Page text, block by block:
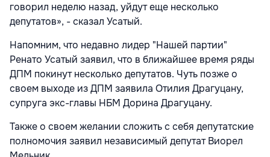
говорил неделю назад, уйдут еще несколько
депутатов», - сказал Усатый.
Напомним, что недавно лидер "Нашей партии"
Ренато Усатый заявил, что в ближайшее время ряды
ДПМ покинут несколько депутатов. Чуть позже о
своем выходе из ДПМ заявила Отилия Драгуцану,
супруга экс-главы НБМ Дорина Драгуцану.
Также о своем желании сложить с себя депутатские
полномочия заявил независимый депутат Виорел